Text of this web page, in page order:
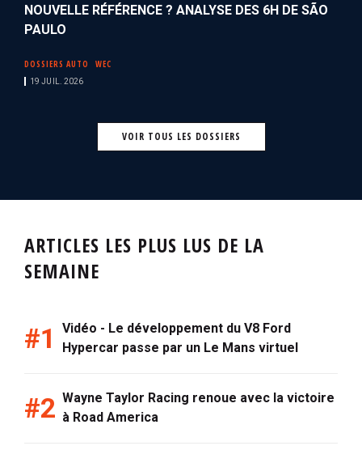
NOUVELLE RÉFÉRENCE ? ANALYSE DES 6H DE SÃO
PAULO
DOSSIERS AUTO WEC
19 JUIL. 2026
VOIR TOUS LES DOSSIERS
ARTICLES LES PLUS LUS DE LA
SEMAINE
Vidéo - Le développement du V8 Ford
Hypercar passe par un Le Mans virtuel
Wayne Taylor Racing renoue avec la victoire
à Road America